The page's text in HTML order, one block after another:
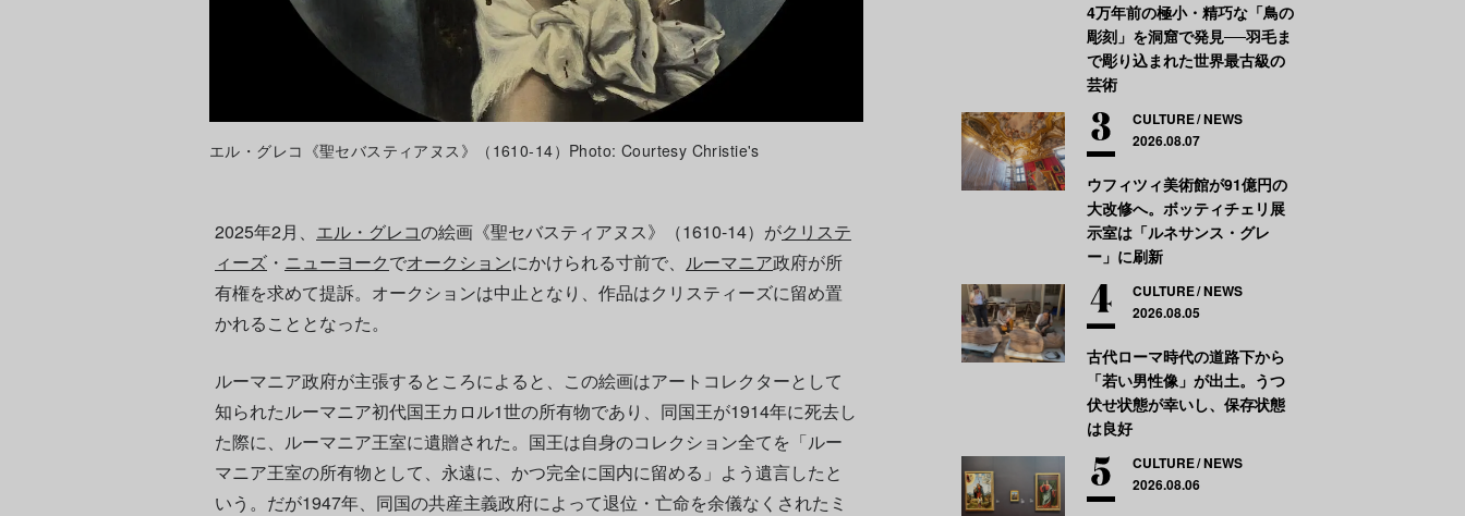
エル・グレコ《聖セバスティアヌス》（1610-14）Photo: Courtesy Christie's
2025年2月、 エル・グレコの絵画《聖セバスティアヌス》（1610-14）がクリステ
ィーズ ・ ニューヨークでオークションにかけられる寸前で、 ルーマニア政府が所
有権を求めて提訴。オークションは中止となり、作品はクリスティーズに留め置
かれることとなった。
ルーマニア政府が主張するところによると、この絵画はアートコレクターとして
知られたルーマニア初代国王カロル1世の所有物であり、同国王が1914年に死去し
た際に、ルーマニア王室に遺贈された。国王は自身のコレクション全てを「ルー
マニア王室の所有物として、永遠に、かつ完全に国内に留める」よう遺言したと
いう。だが1947年、同国の共産主義政府によって退位・亡命を余儀なくされたミ
4万年前の極小・精巧な「鳥の
彫刻」を洞窟で発見──羽毛ま
で彫り込まれた世界最古級の
芸術
CULTURE NEWS
2026.08.07
ウフィツィ美術館が91億円の
大改修へ。ボッティチェリ展
示室は「ルネサンス・グレ
ー」に刷新
CULTURE NEWS
2026.08.05
古代ローマ時代の道路下から
「若い男性像」が出土。うつ
伏せ状態が幸いし、保存状態
は良好
CULTURE NEWS
2026.08.06